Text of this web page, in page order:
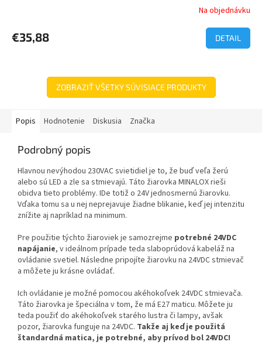
Na objednávku
€35,88 DETAIL
ZOBRAZIŤ VŠETKY SÚVISIACE PRODUKTY
Popis Hodnotenie Diskusia Značka
Podrobný popis
Hlavnou nevýhodou 230VAC svietidiel je to, že buď veľa žerú
alebo sú LED a zle sa stmievajú. Táto žiarovka MINALOX rieši
obidva tieto problémy. IDe totiž o 24V jednosmernú žiarovku.
Vďaka tomu sa u nej neprejavuje žiadne blikanie, keď jej intenzitu
znížite aj napríklad na minimum.
Pre použitie týchto žiaroviek je samozrejme potrebné 24VDC
napájanie, v ideálnom prípade teda slaboprúdová kabeláž na
ovládanie svetiel. Následne pripojíte žiarovku na 24VDC stmievač
a môžete ju krásne ovládať.
Ich ovládanie je možné pomocou akéhokoľvek 24VDC stmievača.
Táto žiarovka je špeciálna v tom, že má E27 maticu. Môžete ju
teda použiť do akéhokoľvek starého lustra či lampy, avšak
pozor, žiarovka funguje na 24VDC. Takže aj keď je použitá
štandardná matica, je potrebné, aby prívod bol 24VDC!